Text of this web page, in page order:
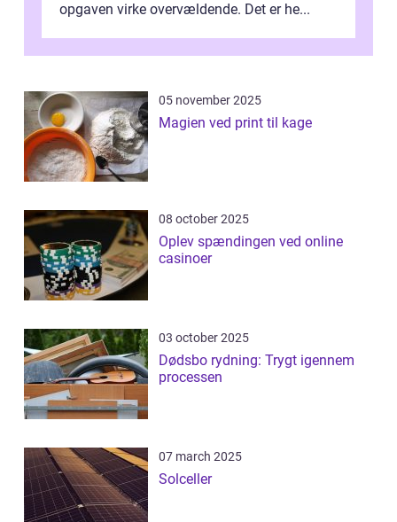
opgaven virke overvældende. Det er he...
05 november 2025
Magien ved print til kage
08 october 2025
Oplev spændingen ved online
casinoer
03 october 2025
Dødsbo rydning: Trygt igennem
processen
07 march 2025
Solceller